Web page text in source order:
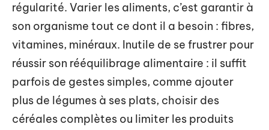
régularité. Varier les aliments, c’est garantir à
son organisme tout ce dont il a besoin : fibres,
vitamines, minéraux. Inutile de se frustrer pour
réussir son rééquilibrage alimentaire : il suffit
parfois de gestes simples, comme ajouter
plus de légumes à ses plats, choisir des
céréales complètes ou limiter les produits